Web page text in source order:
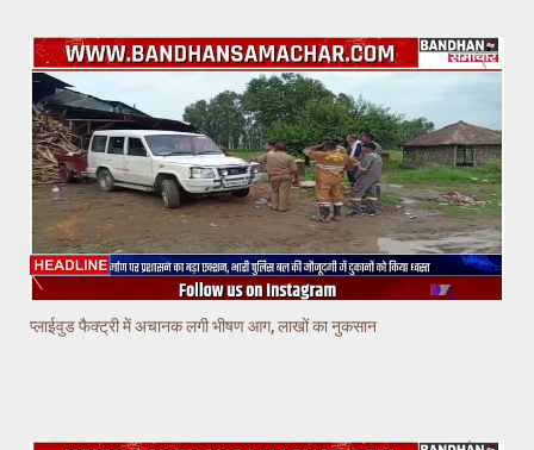
प्लाईवुड फैक्ट्री में अचानक लगी भीषण आग, लाखों का नुकसान